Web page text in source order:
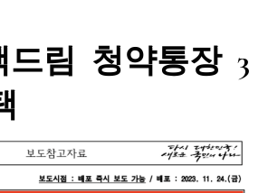
드림 청약통장 3